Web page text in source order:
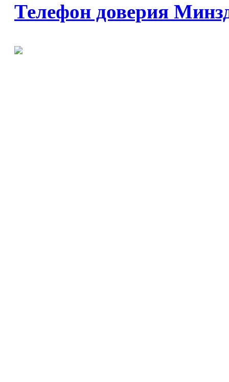
Телефон доверия